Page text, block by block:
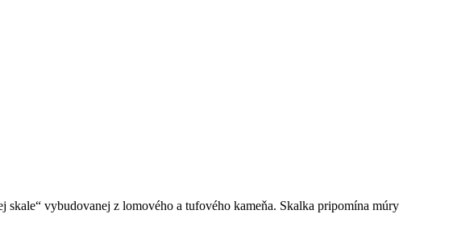
vybudovanej z lomového a tufového kameňa. Skalka pripomína múry